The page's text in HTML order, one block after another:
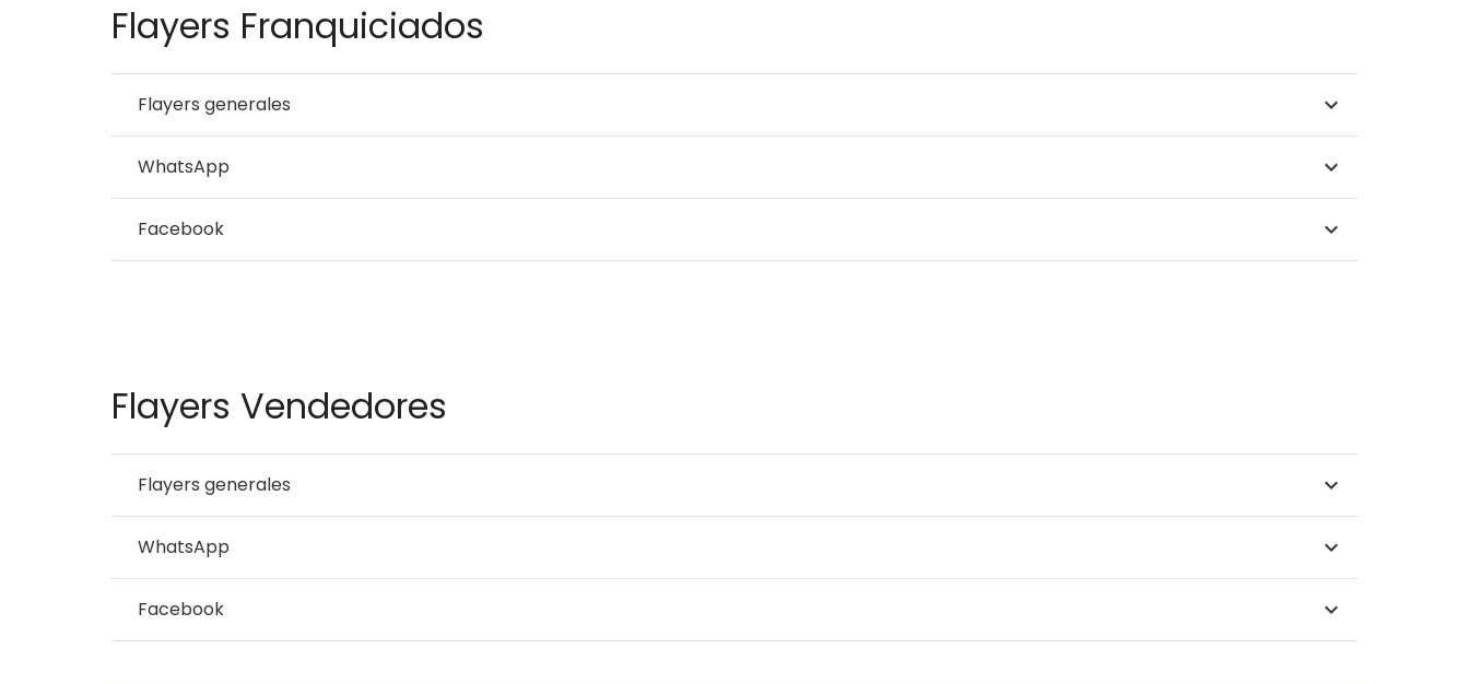
Flayers Franquiciados
Flayers generales
WhatsApp
Facebook
Flayers Vendedores
Flayers generales
WhatsApp
Facebook